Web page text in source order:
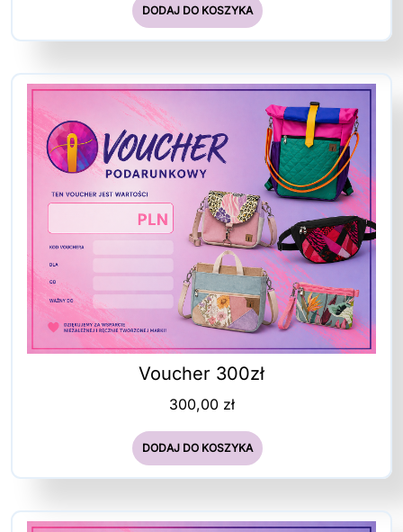
DODAJ DO KOSZYKA
Voucher 300zł
300,00 zł
DODAJ DO KOSZYKA